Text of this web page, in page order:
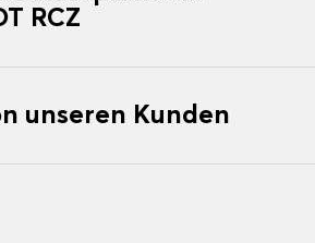
RCZ
unseren Kunden